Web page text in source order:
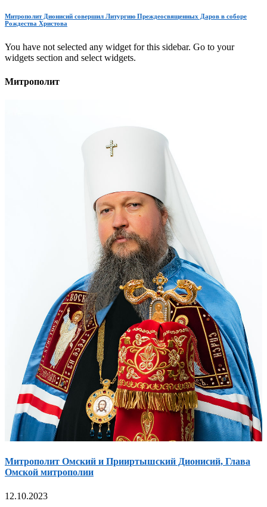
Митрополит Дионисий совершил Литургию Преждеосвященных Даров в соборе
Рождества Христова
You have not selected any widget for this sidebar. Go to your
widgets section and select widgets.
Митрополит
Митрополит Омский и Прииртышский Дионисий, Глава
Омской митрополии
12.10.2023